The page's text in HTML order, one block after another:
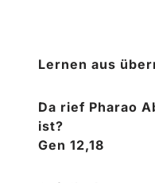
Lernen aus
Da rief Pharao
ist?
Gen 12,18